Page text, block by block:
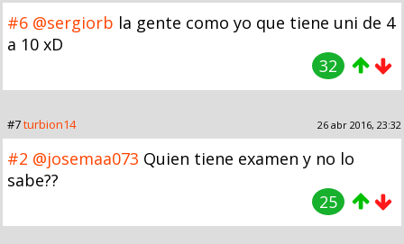
#6 @sergiorb la gente como yo que tiene uni de 4
a 10 xD
32
#7turbion14 26 abr 2016, 23:32
#2 @josemaa073 Quien tiene examen y no lo
sabe??
25